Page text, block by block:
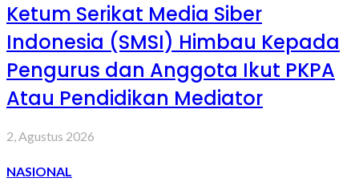
Ketum Serikat Media Siber
Indonesia (SMSI) Himbau Kepada
Pengurus dan Anggota Ikut PKPA
Atau Pendidikan Mediator
2, Agustus 2026
NASIONAL